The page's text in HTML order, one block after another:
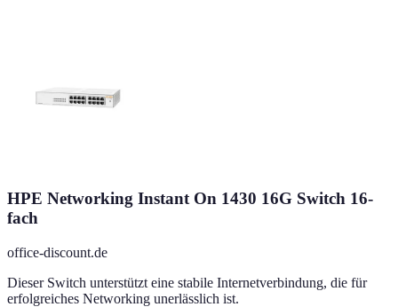
HPE Networking Instant On 1430 16G Switch 16-
fach
office-discount.de
Dieser Switch unterstützt eine stabile Internetverbindung, die für
erfolgreiches Networking unerlässlich ist.